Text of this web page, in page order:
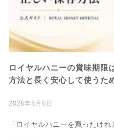
ロイヤルハニーの賞味期限
方法と長く安心して使うた
2026年8月6日
「ロイヤルハニーを買ったけ